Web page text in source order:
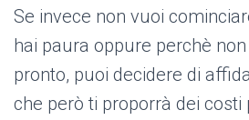
Se invece non vuoi
hai paura oppure perchè
pronto, puoi decidere di
che però ti proporrà dei costi